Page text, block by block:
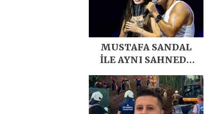
MUSTAFA SANDAL
İLE AYNI SAHNEDE